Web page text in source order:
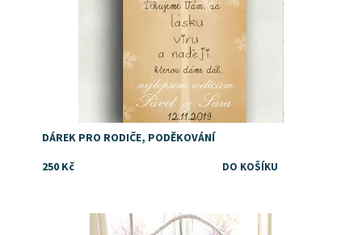
DÁREK PRO RODIČE, PODĚKOVÁNÍ
250 Kč
Dostupnost: Skladem